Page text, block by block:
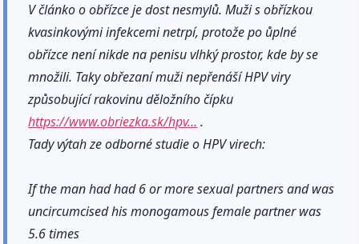
V článko o obřízce je dost nesmylů. Muži s obřízkou
kvasinkovými infekcemi netrpí, protože po ůplné
obřízce není nikde na penisu vlhký prostor, kde by se
množili. Taky obřezaní muži nepřenáší HPV viry
způsobující rakovinu děložního čípku
https://www.obriezka.sk/hpv… .
Tady výtah ze odborné studie o HPV virech:
If the man had had 6 or more sexual partners and was
uncircumcised his monogamous female partner was
5.6 times